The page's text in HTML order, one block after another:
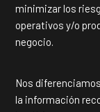
minimizar los
operativos y/o
negocio.
Nos
la información